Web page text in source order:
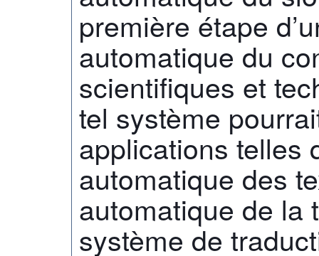
première étape
automatique du
scientifiques et
tel système
applications telles
automatique des
automatique de la
système de